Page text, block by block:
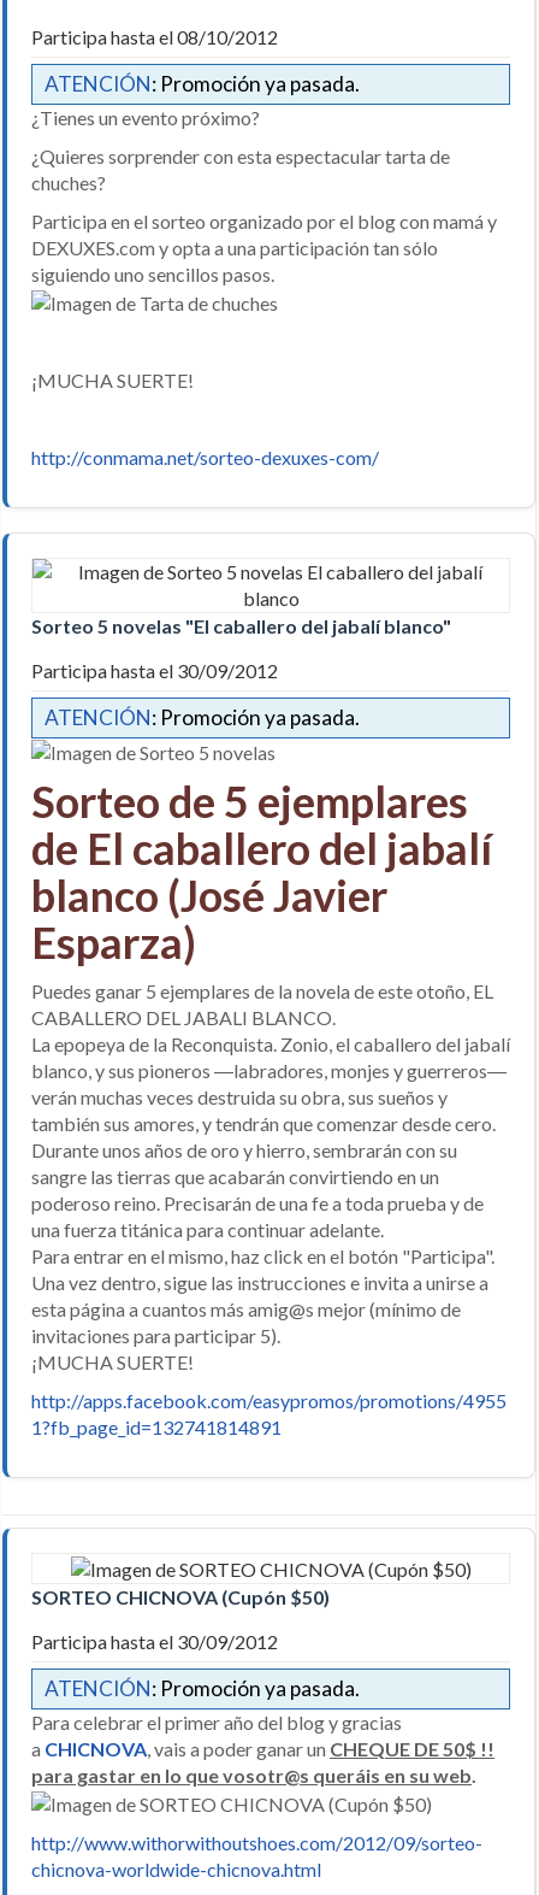
Participa hasta el 08/10/2012
ATENCIÓN: Promoción ya pasada.
¿Tienes un evento próximo?
¿Quieres sorprender con esta espectacular tarta de
chuches?
Participa en el sorteo organizado por el blog con mamá y
DEXUXES.com y opta a una participación tan sólo
siguiendo uno sencillos pasos.
¡MUCHA SUERTE!
http://conmama.net/sorteo-dexuxes-com/
Sorteo 5 novelas "El caballero del jabalí blanco"
Participa hasta el 30/09/2012
ATENCIÓN: Promoción ya pasada.
Sorteo de 5 ejemplares
de El caballero del jabalí
blanco (José Javier
Esparza)
Puedes ganar 5 ejemplares de la novela de este otoño, EL
CABALLERO DEL JABALI BLANCO.
La epopeya de la Reconquista. Zonio, el caballero del jabalí
blanco, y sus pioneros ―labradores, monjes y guerreros―
verán muchas veces destruida su obra, sus sueños y
también sus amores, y tendrán que comenzar desde cero.
Durante unos años de oro y hierro, sembrarán con su
sangre las tierras que acabarán convirtiendo en un
poderoso reino. Precisarán de una fe a toda prueba y de
una fuerza titánica para continuar adelante.
Para entrar en el mismo, haz click en el botón "Participa".
Una vez dentro, sigue las instrucciones e invita a unirse a
esta página a cuantos más amig@s mejor (mínimo de
invitaciones para participar 5).
¡MUCHA SUERTE!
http://apps.facebook.com/easypromos/promotions/4955
1?fb_page_id=132741814891
SORTEO CHICNOVA (Cupón $50)
Participa hasta el 30/09/2012
ATENCIÓN: Promoción ya pasada.
Para celebrar el primer año del blog y gracias
a CHICNOVA, vais a poder ganar un CHEQUE DE 50$ !!
para gastar en lo que vosotr@s queráis en su web.
http://www.withorwithoutshoes.com/2012/09/sorteo-
chicnova-worldwide-chicnova.html